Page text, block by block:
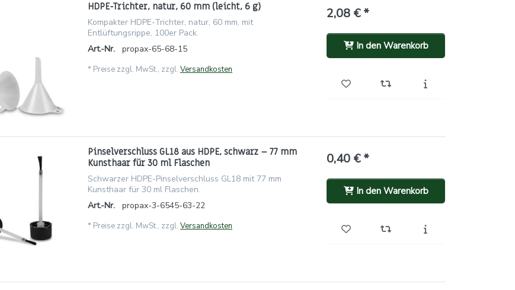
HDPE-Trichter, natur, 60 mm (leicht, 6 g)
Kompakter HDPE-Trichter, natur, 60 mm, mit
Entlüftungsrippe, 100er Pack.
Art.-Nr.
propax-65-68-15
* Preise zzgl. MwSt., zzgl. Versandkosten
2,08 € *
In den Warenkorb
Pinselverschluss GL18 aus HDPE, schwarz – 77 mm
Kunsthaar für 30 ml Flaschen
Schwarzer HDPE-Pinselverschluss GL18 mit 77 mm
Kunsthaar für 30 ml Flaschen.
Art.-Nr.
propax-3-6545-63-22
* Preise zzgl. MwSt., zzgl. Versandkosten
0,40 € *
In den Warenkorb